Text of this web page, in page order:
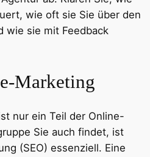
wie oft sie Sie über den
wie sie mit Feedback
Marketing
nur ein Teil der Online-
Sie auch findet, ist
(SEO) essenziell. Eine